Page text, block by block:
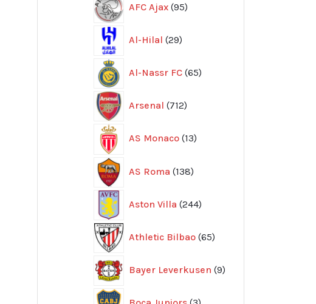
AFC Ajax 95
produkter
Al-Hilal 29
produkter
Al-Nassr FC 65
produkter
Arsenal 712
produkter
AS Monaco 13
produkter
AS Roma 138
produkter
Aston Villa 244
produkter
Athletic Bilbao 65
produkter
Bayer Leverkusen 9
produkter